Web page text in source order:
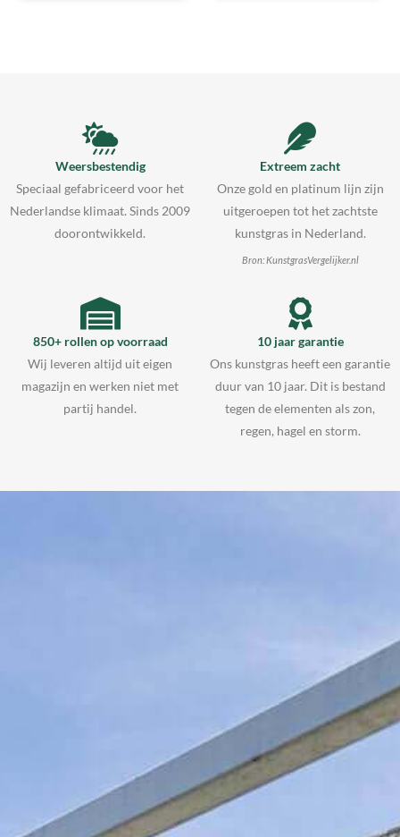
Weersbestendig
Speciaal gefabriceerd voor het
Nederlandse klimaat. Sinds 2009
doorontwikkeld.
Extreem zacht
Onze gold en platinum lijn zijn
uitgeroepen tot het zachtste
kunstgras in Nederland.
Bron: KunstgrasVergelijker.nl
850+ rollen op voorraad
Wij leveren altijd uit eigen
magazijn en werken niet met
partij handel.
10 jaar garantie
Ons kunstgras heeft een garantie
duur van 10 jaar. Dit is bestand
tegen de elementen als zon,
regen, hagel en storm.